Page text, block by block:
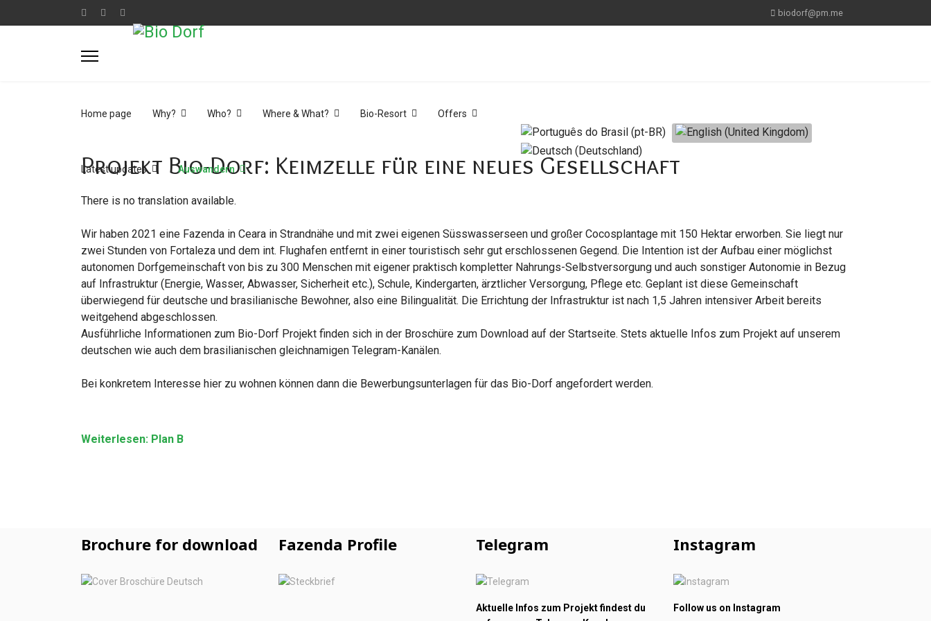
biodorf@pm.me
Home page Why? Who? Where & What? Bio-Resort Offers
Latest updates Auswandern
Projekt Bio-Dorf: Keimzelle für eine neues Gesellschaft
There is no translation available.
Wir haben 2021 eine Fazenda in Ceara in Strandnähe und mit zwei eigenen Süsswasserseen und großer Cocosplantage mit 150 Hektar erworben. Sie liegt nur
zwei Stunden von Fortaleza und dem int. Flughafen entfernt in einer touristisch sehr gut erschlossenen Gegend. Die Intention ist der Aufbau einer möglichst
autonomen Dorfgemeinschaft von bis zu 300 Menschen mit eigener praktisch kompletter Nahrungs-Selbstversorgung und auch sonstiger Autonomie in Bezug
auf Infrastruktur (Energie, Wasser, Abwasser, Sicherheit etc.), Schule, Kindergarten, ärztlicher Versorgung, Pflege etc. Geplant ist diese Gemeinschaft
überwiegend für deutsche und brasilianische Bewohner, also eine Bilingualität. Die Errichtung der Infrastruktur ist nach 1,5 Jahren intensiver Arbeit bereits
weitgehend abgeschlossen.
Ausführliche Informationen zum Bio-Dorf Projekt finden sich in der Broschüre zum Download auf der Startseite. Stets aktuelle Infos zum Projekt auf unserem
deutschen wie auch dem brasilianischen gleichnamigen Telegram-Kanälen.
Bei konkretem Interesse hier zu wohnen können dann die Bewerbungsunterlagen für das Bio-Dorf angefordert werden.
Weiterlesen: Plan B
Brochure for download Fazenda Profile Telegram
Aktuelle Infos zum Projekt findest du
Instagram
Follow us on Instagram